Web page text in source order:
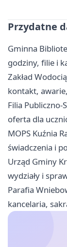
Przydatne
Gminna
godziny, filie i
Zakład
kontakt,
Filia Publiczno-
oferta dla
MOPS Kuźnia
świadczenia i
Urząd Gminy
wydziały i
Parafia
kancelaria,